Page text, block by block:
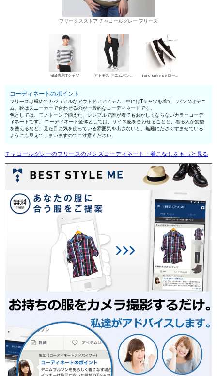
フリークスストア チャコールグレー フリース
vital 丸首Tシャツ アトモス デニムパンツ・ジーンズ nano･universe ローカットスニーカー
コーディネートのポイント
フリースは極めてカジュアルなアウトドアアイテム。中にはTシャツを着て、パンツはデニ
ム、靴はスニーカーで合わせるのが一般的なコーディネートです。
色としては、モノトーンで揃えた、シンプルで誰が着てもおかしくならないカラーコーデ
ィネートです。 コーディネート全体としては、サイズ感を合わせることと、着る人が髪型
を整えるなど、見た目に気を使っている雰囲気を出さないと、無難にださくすませている
ようにも見えてしまいますのでご注意ください。
チャコールグレーのフリースのメンズコーディネート・着こなしをもっと見る